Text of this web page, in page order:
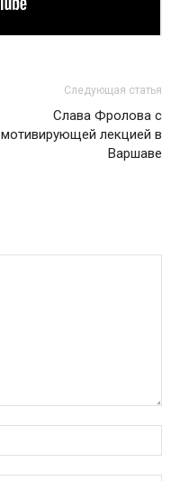
Следующая статья
Слава Фролова с
мотивирующей лекцией в
Варшаве